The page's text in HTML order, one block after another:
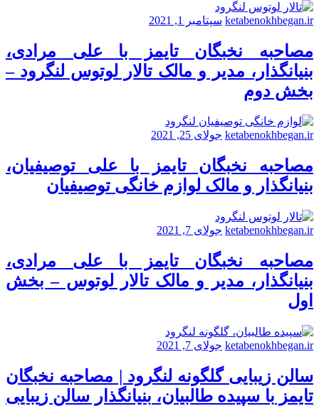
ketabenokhbegan.ir سپتامبر 1, 2021
مصاحبه نخبگان تایمز با علی مرادی،
بنیانگذار، مدیر و مالک تالار لوتوس لنگرود –
بخش دوم
ketabenokhbegan.ir جولای 25, 2021
مصاحبه نخبگان تایمز با علی توصیفیان،
بنیانگذار و مالک لوازم خانگی توصیفیان
ketabenokhbegan.ir جولای 7, 2021
مصاحبه نخبگان تایمز با علی مرادی،
بنیانگذار، مدیر و مالک تالار لوتوس – بخش
اول
ketabenokhbegan.ir جولای 7, 2021
سالن زیبایی گلگونه لنگرود | مصاحبه نخبگان
تایمز با سپیده طالبیان، بنیانگذار سالن زیبایی